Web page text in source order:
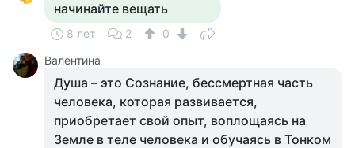
начинайте вещать
8 лет 2
0
Валентина
Душа – это Сознание, бессмертная часть
человека, которая развивается,
приобретает свой опыт, воплощаясь на
Земле в теле человека и обучаясь в Тонком